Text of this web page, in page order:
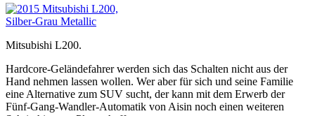
Mitsubishi L200.
Hardcore-Geländefahrer werden sich das Schalten nicht aus der
Hand nehmen lassen wollen. Wer aber für sich und seine Familie
eine Alternative zum SUV sucht, der kann mit dem Erwerb der
Fünf-Gang-Wandler-Automatik von Aisin noch einen weiteren